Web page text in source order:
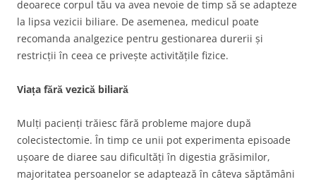
deoarece corpul tău va avea nevoie de timp să se adapteze
la lipsa vezicii biliare. De asemenea, medicul poate
recomanda analgezice pentru gestionarea durerii și
restricții în ceea ce privește activitățile fizice.
Viața fără vezică biliară
Mulți pacienți trăiesc fără probleme majore după
colecistectomie. În timp ce unii pot experimenta episoade
ușoare de diaree sau dificultăți în digestia grăsimilor,
majoritatea persoanelor se adaptează în câteva săptămâni